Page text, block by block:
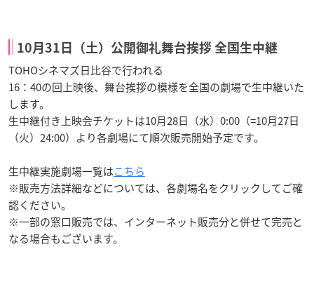
10月31日（土）公開御礼舞台挨拶 全国生中継
TOHOシネマズ日比谷で行われる
16：40の回上映後、舞台挨拶の模様を全国の劇場で生中継いた
します。
生中継付き上映会チケットは10月28日（水）0:00（=10月27日
（火）24:00）より各劇場にて順次販売開始予定です。
生中継実施劇場一覧はこちら
※販売方法詳細などについては、各劇場名をクリックしてご確
認ください。
※一部の窓口販売では、インターネット販売分と併せて完売と
なる場合もございます。